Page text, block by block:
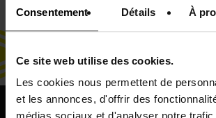
Consentement Détails À
Ce site web utilise des cookies.
Les cookies nous permettent de
et les annonces, d'offrir des
Keepeek